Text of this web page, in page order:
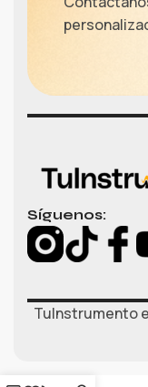
Síguenos:
TuInstrumento